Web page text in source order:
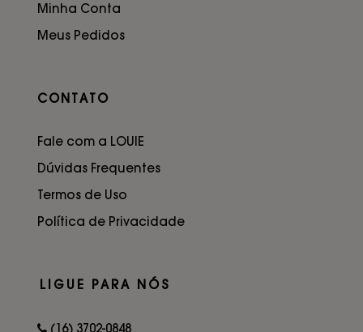
Minha Conta
Meus Pedidos
CONTATO
Fale com a LOUIE
Dúvidas Frequentes
Termos de Uso
Política de Privacidade
LIGUE PARA NÓS